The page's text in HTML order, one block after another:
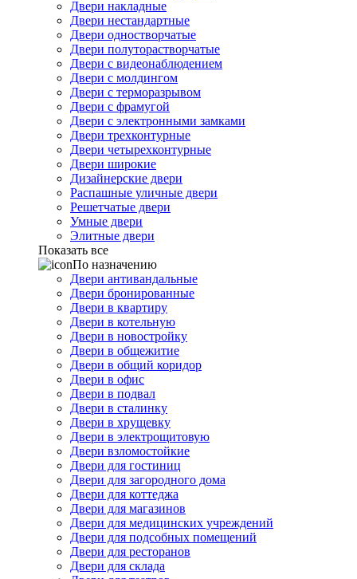
Двери накладные
Двери нестандартные
Двери одностворчатые
Двери полуторастворчатые
Двери с видеонаблюдением
Двери с молдингом
Двери с терморазрывом
Двери с фрамугой
Двери с электронными замками
Двери трехконтурные
Двери четырехконтурные
Двери широкие
Дизайнерские двери
Распашные уличные двери
Решетчатые двери
Умные двери
Элитные двери
Показать все
По назначению
Двери антивандальные
Двери бронированные
Двери в квартиру
Двери в котельную
Двери в новостройку
Двери в общежитие
Двери в общий коридор
Двери в офис
Двери в подвал
Двери в сталинку
Двери в хрущевку
Двери в электрощитовую
Двери взломостойкие
Двери для гостиниц
Двери для загородного дома
Двери для коттеджа
Двери для магазинов
Двери для медицинских учреждений
Двери для подсобных помещений
Двери для ресторанов
Двери для склада